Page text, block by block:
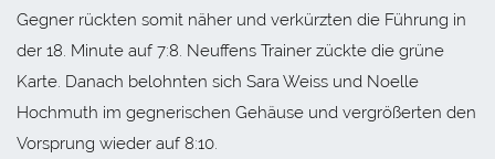
Gegner rückten somit näher und verkürzten die Führung in
der 18. Minute auf 7:8. Neuffens Trainer zückte die grüne
Karte. Danach belohnten sich Sara Weiss und Noelle
Hochmuth im gegnerischen Gehäuse und vergrößerten den
Vorsprung wieder auf 8:10.